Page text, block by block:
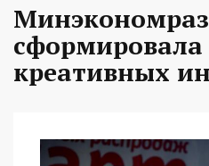
сформировала
креативных